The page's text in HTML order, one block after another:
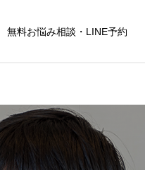
無料お悩み相談・LINE予約
詳細を見る
サービスサンプル1